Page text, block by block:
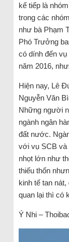
kế tiếp là
trong các
như bà Phạm
Phó Trưởng
có dính đến
năm 2016,
Hiện nay, Lê
Nguyễn Văn
Những người
ngành ngân
đất nước.
với vụ SCB và
nhọt lớn như
thiếu thốn
kinh tế tan
quan lại thì có
Ý Nhi –